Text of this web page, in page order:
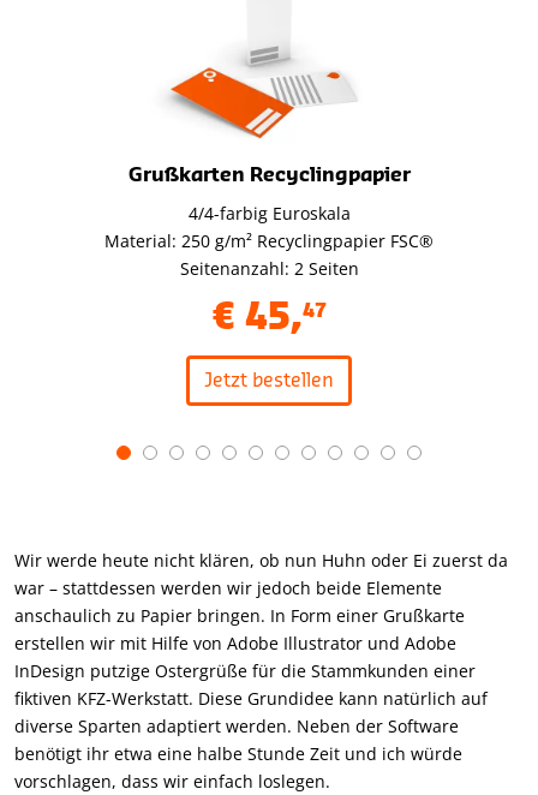
Grußkarten Recyclingpapier
4/4-farbig Euroskala
Material: 250 g/m² Recyclingpapier FSC®
Seitenanzahl: 2 Seiten
€ 45,47
Jetzt bestellen
12
Wir werde heute nicht klären, ob nun Huhn oder Ei zuerst da
war – stattdessen werden wir jedoch beide Elemente
anschaulich zu Papier bringen. In Form einer Grußkarte
erstellen wir mit Hilfe von Adobe Illustrator und Adobe
InDesign putzige Ostergrüße für die Stammkunden einer
fiktiven KFZ-Werkstatt. Diese Grundidee kann natürlich auf
diverse Sparten adaptiert werden. Neben der Software
benötigt ihr etwa eine halbe Stunde Zeit und ich würde
vorschlagen, dass wir einfach loslegen.